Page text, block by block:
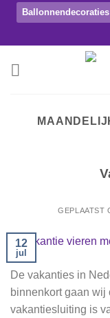
naar
GEPLAATST
12
jul
De vakanties in
binnenkort gaan wij
vakantiesluiting is